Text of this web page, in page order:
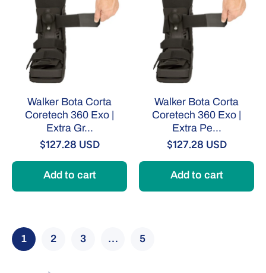
Walker Bota Corta
Coretech 360 Exo |
Extra Gr...
$127.28 USD
Add to cart
Walker Bota Corta
Coretech 360 Exo |
Extra Pe...
$127.28 USD
Add to cart
1 2 3 … 5